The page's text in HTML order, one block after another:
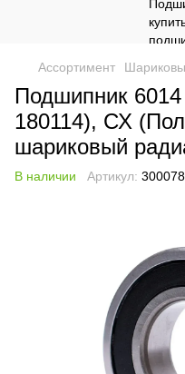
Ассортимент
Подшипник
180114), СХ
шариковый
В наличии Артикул: